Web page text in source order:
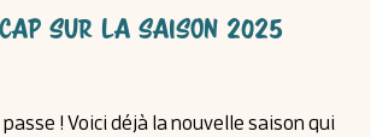
sur la saison 2025
! Voici déjà la nouvelle saison qui